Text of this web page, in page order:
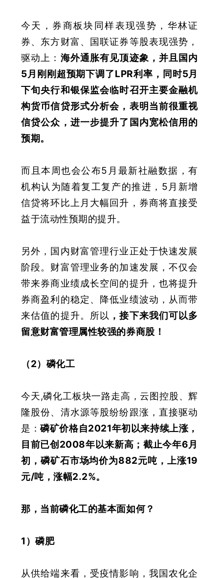
今天，券商板块同样表现强势，华林证
券、东方财富、国联证券等股表现强势，
驱动上： 海外通胀有见顶迹象，并且国内
5月刚刚超预期下调了LPR利率 ，同时5月
下旬央行和银保监会临时召开主要金融机
构货币信贷形式分析会，表明当前很重视
信贷公众，进一步提升了国内宽松信用的
预期。
而且本周也会公布5月最新社融数据，有
机构认为随着复工复产的推进，5月新增
信贷将环比上月大幅回升，券商将直接受
益于流动性预期的提升。
另外，国内财富管理行业正处于快速发展
阶段。财富管理业务的加速发展，不仅会
带来券商业绩成长空间的提升，也将提升
券商盈利的稳定、降低业绩波动，从而带
来估值的提升。所以 ，接下来我们可以多
留意财富管理属性较强的券商股 ！
（2）磷化工
今天,磷化工板块一路走高，云图控股、辉
隆股份、清水源等股纷纷跟涨，直接驱动
是：磷矿价格自2021年初以来持续上涨，
目前已创2008年以来新高；截止今年6月
初，磷矿石市场均价为882元吨，上涨19
元/吨，涨幅2.2%。
那，当前磷化工的基本面如何？
1）磷肥
从供给端来看，受疫情影响，我国农化企